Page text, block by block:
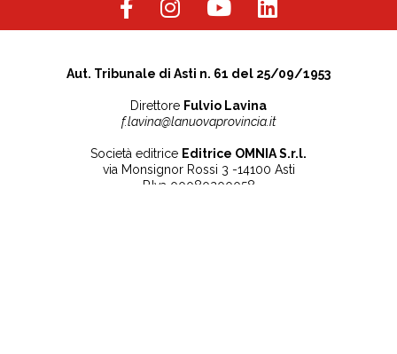
Aut. Tribunale di Asti n. 61 del 25/09/1953
Direttore Fulvio Lavina
f.lavina@lanuovaprovincia.it
Società editrice Editrice OMNIA S.r.l.
via Monsignor Rossi 3 -14100 Asti
P.Iva 00080200058